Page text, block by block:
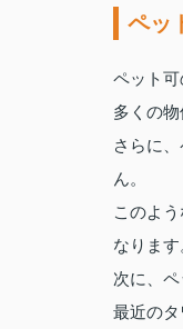
ペッ
ペット
多くの
さらに
ん。
このよ
なります
次に、
最近の